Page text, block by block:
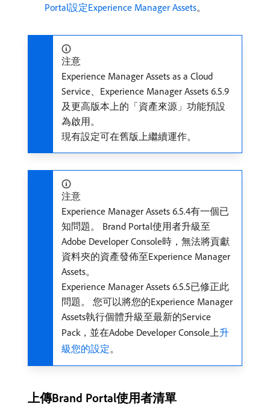
Portal設定Experience Manager Assets。
注意
Experience Manager Assets as a Cloud
Service、Experience Manager Assets 6.5.9
及更高版本上的「資產來源」功能預設
為啟用。
現有設定可在舊版上繼續運作。
注意
Experience Manager Assets 6.5.4有一個已
知問題。 Brand Portal使用者升級至
Adobe Developer Console時，無法將貢獻
資料夾的資產發佈至Experience Manager
Assets。
Experience Manager Assets 6.5.5已修正此
問題。 您可以將您的Experience Manager
Assets執行個體升級至最新的Service
Pack，並在Adobe Developer Console上升
級您的設定。
上傳Brand Portal使用者清單